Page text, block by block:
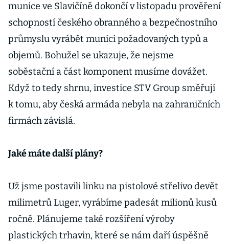
munice ve Slavičíně dokončí v listopadu prověření
schopností českého obranného a bezpečnostního
průmyslu vyrábět munici požadovaných typů a
objemů. Bohužel se ukazuje, že nejsme
soběstační a část komponent musíme dovážet.
Když to tedy shrnu, investice STV Group směřují
k tomu, aby česká armáda nebyla na zahraničních
firmách závislá.
Jaké máte další plány?
Už jsme postavili linku na pistolové střelivo devět
milimetrů Luger, vyrábíme padesát milionů kusů
ročně. Plánujeme také rozšíření výroby
plastických trhavin, které se nám daří úspěšně